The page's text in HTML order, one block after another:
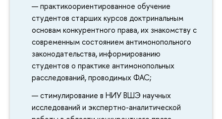
практикоориентированное обучение
студентов старших курсов доктринальным
основам конкурентного права, их знакомству с
современным состоянием антимонопольного
законодательства, информированию
студентов о практике антимонопольных
расследований, проводимых ФАС;
стимулирование в НИУ ВШЭ научных
исследований и экспертно-аналитической